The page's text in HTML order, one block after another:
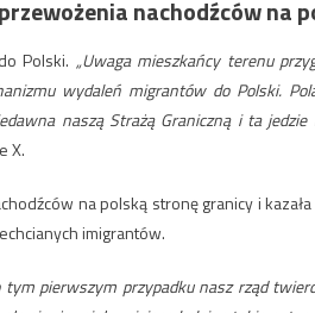
nachodźców na
Polski. „Uwaga mieszkańcy terenu
wydaleń migrantów do Polski.
naszą Strażą Graniczną i ta
X.
na polską stronę granicy i
imigrantów.
pierwszym przypadku nasz rząd